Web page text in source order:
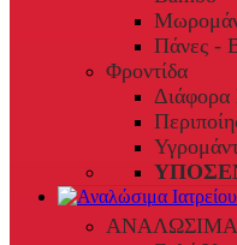
Πάνες -
Φροντίδα
Διάφορα